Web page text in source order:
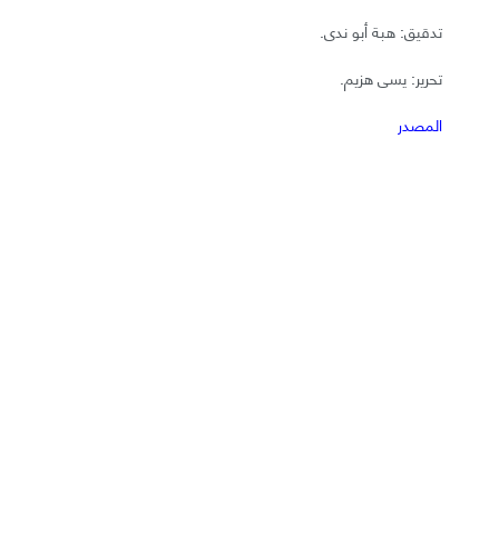
تدقيق: هبة أبو ندى.
تحرير: يسى هزيم.
المصدر